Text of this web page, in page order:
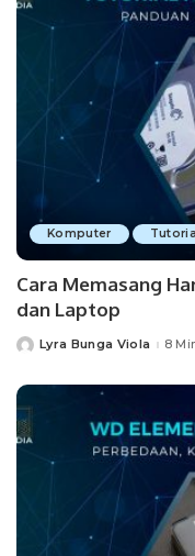
Komputer
Cara Memasang
dan Laptop
PostedLyra Bunga Viola 8